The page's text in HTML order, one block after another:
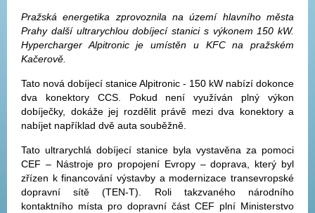
Pražská energetika zprovoznila na území hlavního města
Prahy další ultrarychlou dobíjecí stanici s výkonem 150 kW.
Hypercharger Alpitronic je umístěn u KFC na pražském
Kačerově.
Tato nová dobíjecí stanice Alpitronic - 150 kW nabízí dokonce
dva konektory CCS. Pokud není využíván plný výkon
dobíječky, dokáže jej rozdělit právě mezi dva konektory a
nabíjet například dvě auta souběžně.
Tato ultrarychlá dobíjecí stanice byla vystavěna za pomoci
CEF – Nástroje pro propojení Evropy – doprava, který byl
zřízen k financování výstavby a modernizace transevropské
dopravní sítě (TEN-T). Roli takzvaného národního
kontaktního místa pro dopravní část CEF plní Ministerstvo